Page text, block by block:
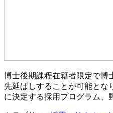
博士後期課程在籍者限定で博
先延ばしすることが可能とな
に決定する採用プログラム、